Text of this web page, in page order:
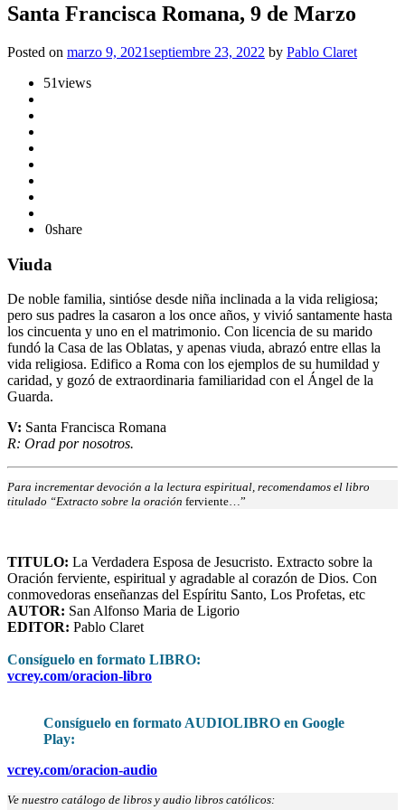
Santa Francisca Romana, 9 de Marzo
Posted on marzo 9, 2021septiembre 23, 2022 by Pablo Claret
51views
0share
Viuda
De noble familia, sintióse desde niña inclinada a la vida religiosa;
pero sus padres la casaron a los once años, y vivió santamente hasta
los cincuenta y uno en el matrimonio. Con licencia de su marido
fundó la Casa de las Oblatas, y apenas viuda, abrazó entre ellas la
vida religiosa. Edifico a Roma con los ejemplos de su humildad y
caridad, y gozó de extraordinaria familiaridad con el Ángel de la
Guarda.
V: Santa Francisca Romana
R: Orad por nosotros.
Para incrementar devoción a la lectura espiritual, recomendamos el libro
titulado “Extracto sobre la oración ferviente…”
TITULO: La Verdadera Esposa de Jesucristo. Extracto sobre la
Oración ferviente, espiritual y agradable al corazón de Dios. Con
conmovedoras enseñanzas del Espíritu Santo, Los Profetas, etc
AUTOR: San Alfonso Maria de Ligorio
EDITOR: Pablo Claret
Consíguelo en formato LIBRO:
vcrey.com/oracion-libro
Consíguelo en formato AUDIOLIBRO en Google
Play:
vcrey.com/oracion-audio
Ve nuestro catálogo de libros y audio libros católicos: